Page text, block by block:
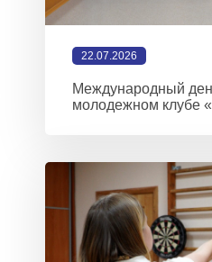
22.07.2026
Международный
молодежном клубе